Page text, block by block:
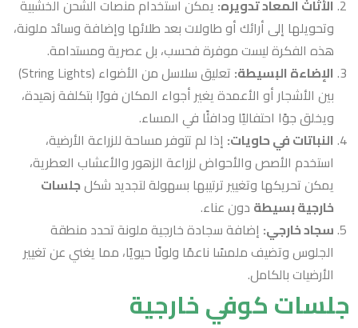
الأثاث المعاد تدويره: يمكن استخدام منصات الشحن الخشبية
وتحويلها إلى أرائك أو طاولات بعد طلائها وإضافة وسائد ملونة،
هذه الفكرة ليست موفرة فحسب، بل عصرية ومستدامة.
الإضاءة البسيطة:
تعليق سلاسل من الأضواء (String Lights)
بين الأشجار أو الأعمدة يغير أجواء المكان فورًا بتكلفة زهيدة،
ويخلق جوًا احتفاليًا ودافئًا في المساء.
النباتات في حاويات: إذا لم تتوفر مساحة للزراعة الأرضية،
استخدم الأصص والأحواض لزراعة الزهور والأعشاب العطرية،
يمكن تحريكها وتغيير ترتيبها بسهولة لتجديد شكلجلسات
خارجية بسيطة دون عناء.
سجاد خارجي: إضافة سجادة خارجية ملونة تحدد منطقة
الجلوس وتضيف ملمسًا ناعمًا ولونًا حيويًا، مما يغني عن تغيير
الأرضيات بالكامل.
جلسات كوفي خارجية